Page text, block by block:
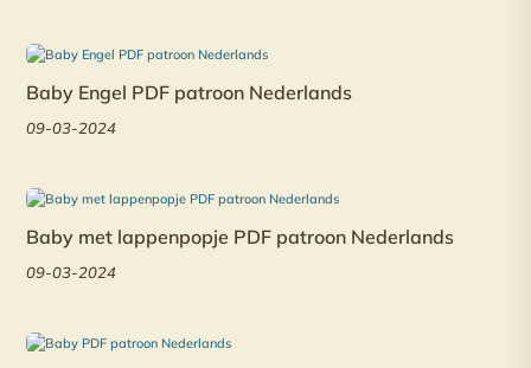
Baby Engel PDF patroon Nederlands
09-03-2024
Baby met lappenpopje PDF patroon Nederlands
09-03-2024